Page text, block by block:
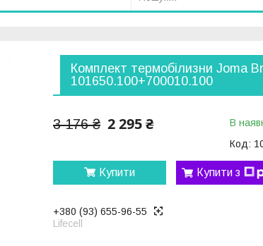
Комплект термобілизни Joma
101650.100+700010.100
3 176 ₴ 2 295 ₴
В
Код:
Купити Купити з
+380 (93) 655-96-55
Lifecell